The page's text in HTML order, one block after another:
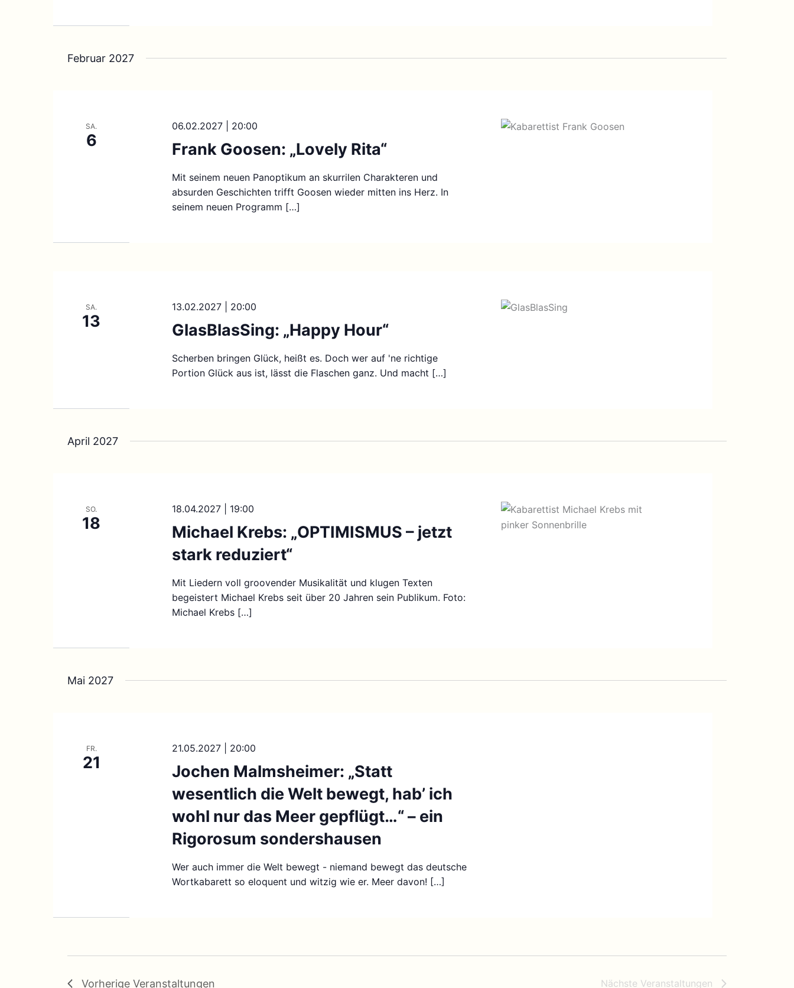
Februar 2027
SA.
6 Frank Goosen: „Lovely Rita“
06.02.2027 | 20:00
Mit seinem neuen Panoptikum an skurrilen Charakteren und
absurden Geschichten trifft Goosen wieder mitten ins Herz. In
seinem neuen Programm […]
SA.
13 GlasBlasSing: „Happy Hour“
13.02.2027 | 20:00
Scherben bringen Glück, heißt es. Doch wer auf 'ne richtige
Portion Glück aus ist, lässt die Flaschen ganz. Und macht […]
April 2027
SO.
18
Michael Krebs: „OPTIMISMUS – jetzt
stark reduziert“
18.04.2027 | 19:00
Mit Liedern voll groovender Musikalität und klugen Texten
begeistert Michael Krebs seit über 20 Jahren sein Publikum. Foto:
Michael Krebs […]
Mai 2027
FR.
21
Jochen Malmsheimer: „Statt
wesentlich die Welt bewegt, hab’ ich
wohl nur das Meer gepflügt…“ – ein
Rigorosum sondershausen
21.05.2027 | 20:00
Wer auch immer die Welt bewegt - niemand bewegt das deutsche
Wortkabarett so eloquent und witzig wie er. Meer davon! […]
Vorherige Veranstaltungen Nächste Veranstaltungen